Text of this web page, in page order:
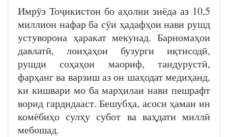
Имрӯз Тоҷикистон бо аҳолии зиёда аз 10,5
миллион нафар ба сӯи ҳадафҳои нави рушд
устуворона ҳаракат мекунад. Барномаҳои
давлатӣ, лоиҳаҳои бузурги иқтисодӣ,
рушди соҳаҳои маориф, тандурустӣ,
фарҳанг ва варзиш аз он шаҳодат медиҳанд,
ки кишвари мо ба марҳилаи нави пешрафт
ворид гардидааст. Бешубҳа, асоси ҳамаи ин
комёбиҳо сулҳу субот ва ваҳдати миллӣ
мебошад.